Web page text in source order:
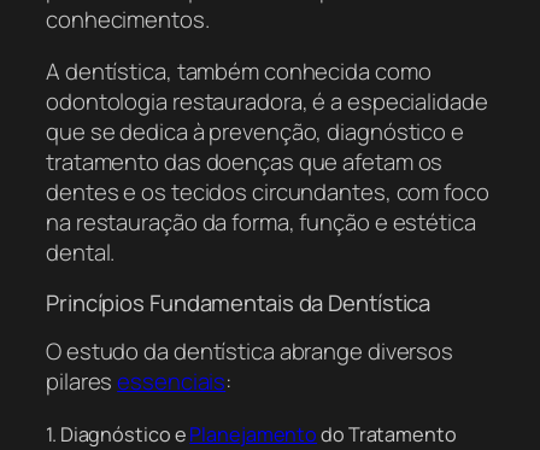
conhecimentos.
A dentística, também conhecida como
odontologia restauradora, é a especialidade
que se dedica à prevenção, diagnóstico e
tratamento das doenças que afetam os
dentes e os tecidos circundantes, com foco
na restauração da forma, função e estética
dental.
Princípios Fundamentais da Dentística
O estudo da dentística abrange diversos
pilaresessenciais:
1. Diagnóstico ePlanejamentodo Tratamento